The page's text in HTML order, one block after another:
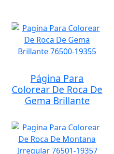
Página Para
Colorear De Roca De
Gema Brillante